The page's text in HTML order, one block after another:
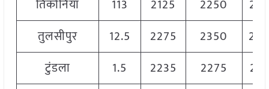
तिकोनिया
113 2125 2250
तुलसीपुर
12.5 2275 2350
टुंडला
1.5 2235 2275